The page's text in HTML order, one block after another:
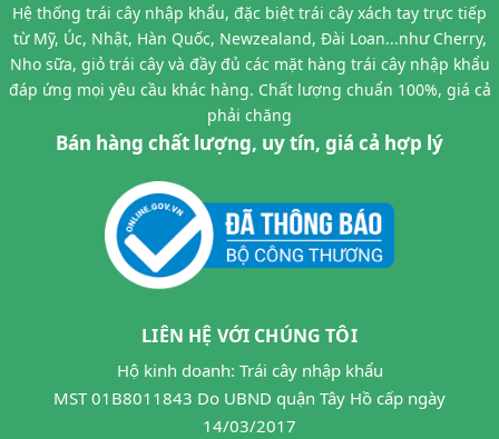
Hệ thống trái cây nhập khẩu, đặc biệt trái cây xách tay trực tiếp
từ Mỹ, Úc, Nhật, Hàn Quốc, Newzealand, Đài Loan...như Cherry,
Nho sữa, giỏ trái cây và đầy đủ các mặt hàng trái cây nhập khẩu
đáp ứng mọi yêu cầu khác hàng. Chất lượng chuẩn 100%, giá cả
phải chăng
Bán hàng chất lượng, uy tín, giá cả hợp lý
LIÊN HỆ VỚI CHÚNG TÔI
Hộ kinh doanh: Trái cây nhập khẩu
MST 01B8011843 Do UBND quận Tây Hồ cấp ngày
14/03/2017